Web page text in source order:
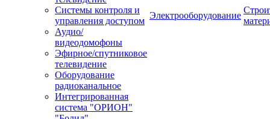
Системы контроля и
управления доступом
Аудио/
видеодомофоны
Эфирное/спутниковое
телевидение
Оборудование
радиоканальное
Интегрированная
система "ОРИОН"
Электрооборудование